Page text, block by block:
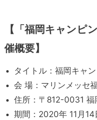
【「福岡キャンピ
催概要】
タイトル：福岡キャ
会 場：マリンメッセ
住所：〒812-0031 福
期間：2020年 11月14